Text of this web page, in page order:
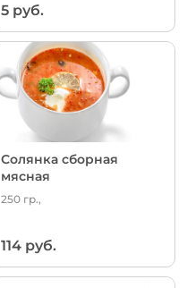
5 руб.
Солянка сборная
мясная
250 гр.,
114 руб.